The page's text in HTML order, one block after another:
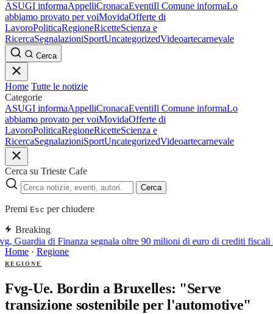
ASUGI informaAppelliCronacaEventiIl Comune informaLo
abbiamo provato per voiMovidaOfferte di
LavoroPoliticaRegioneRicetteScienza e
RicercaSegnalazioniSportUncategorizedVideoartecarnevale
Cerca
Home Tutte le notizie
Categorie
ASUGI informaAppelliCronacaEventiIl Comune informaLo
abbiamo provato per voiMovidaOfferte di
LavoroPoliticaRegioneRicetteScienza e
RicercaSegnalazioniSportUncategorizedVideoartecarnevale
Cerca su Trieste Cafe
Cerca
Premi Esc per chiudere
Breaking
Guardia di Finanza segnala oltre 90 milioni di euro di crediti fiscali
Home · Regione
REGIONE
Fvg-Ue. Bordin a Bruxelles: "Serve
transizione sostenibile per l'automotive"